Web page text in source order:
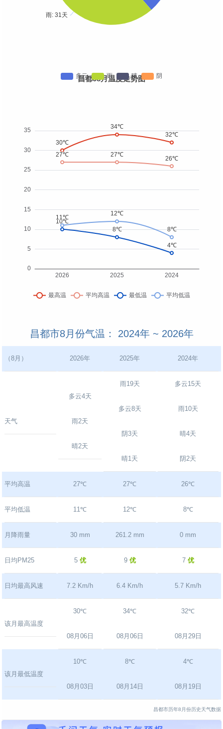
昌都08月温度走势图
昌都市8月份气温： 2024年 ~ 2026年
（8月） 2026年 2025年 2024年
天气
多云4天
雨2天
晴2天
雨19天
多云8天
阴3天
晴1天
多云15天
雨10天
晴4天
阴2天
平均高温 27℃ 27℃ 26℃
平均低温 11℃ 12℃ 8℃
月降雨量 30 mm 261.2 mm 0 mm
日均PM25 5 优 9 优 7 优
日均最高风速 7.2 Km/h 6.4 Km/h 5.7 Km/h
该月最高温度
30℃
08月06日
34℃
08月06日
32℃
08月29日
该月最低温度
10℃
08月03日
8℃
08月14日
4℃
08月19日
昌都市历年8月份历史天气数据